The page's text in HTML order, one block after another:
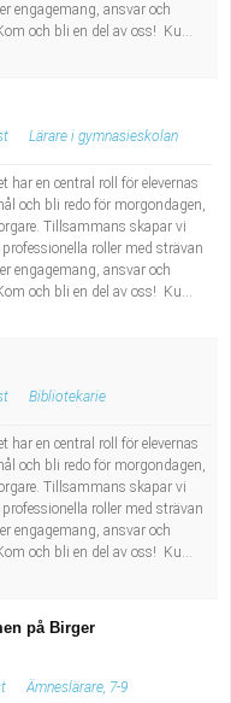
engagemang, ansvar och
och bli en del av oss! Ku...
Lärare i gymnasieskolan
en central roll för elevernas
och bli redo för morgondagen,
Tillsammans skapar vi
roller med strävan
engagemang, ansvar och
och bli en del av oss! Ku...
Bibliotekarie
en central roll för elevernas
och bli redo för morgondagen,
Tillsammans skapar vi
roller med strävan
engagemang, ansvar och
och bli en del av oss! Ku...
på Birger
Ämneslärare, 7-9